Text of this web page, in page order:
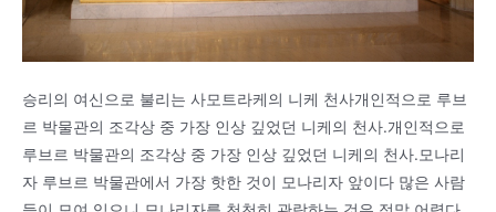
승리의 여신으로 불리는 사모트라케의 니케 천사개인적으로 루브
르 박물관의 조각상 중 가장 인상 깊었던 니케의 천사.개인적으로
루브르 박물관의 조각상 중 가장 인상 깊었던 니케의 천사.모나리
자 루브르 박물관에서 가장 핫한 것이 모나리자 앞이다 많은 사람